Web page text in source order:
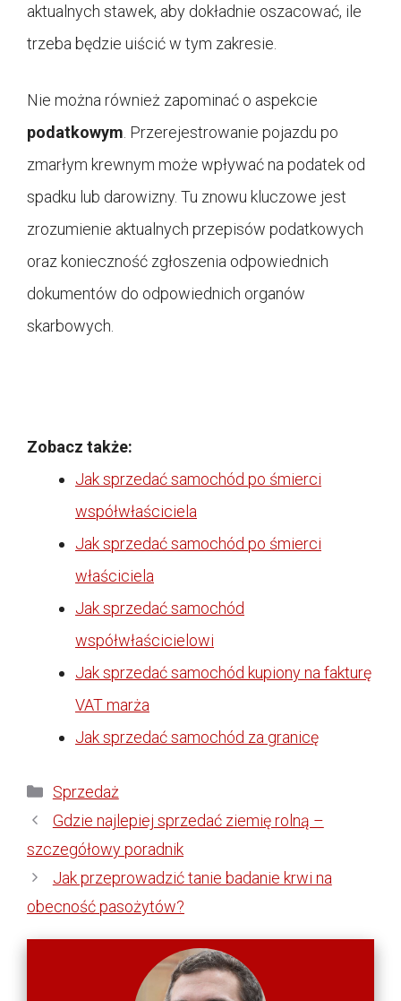
aktualnych stawek, aby dokładnie oszacować, ile
trzeba będzie uiścić w tym zakresie.
Nie można również zapominać o aspekcie
podatkowym . Przerejestrowanie pojazdu po
zmarłym krewnym może wpływać na podatek od
spadku lub darowizny. Tu znowu kluczowe jest
zrozumienie aktualnych przepisów podatkowych
oraz konieczność zgłoszenia odpowiednich
dokumentów do odpowiednich organów
skarbowych.
Zobacz także:
Jak sprzedać samochód po śmierci
współwłaściciela
Jak sprzedać samochód po śmierci
właściciela
Jak sprzedać samochód
współwłaścicielowi
Jak sprzedać samochód kupiony na fakturę
VAT marża
Jak sprzedać samochód za granicę
Kategorie
Sprzedaż
Gdzie najlepiej sprzedać ziemię rolną –
szczegółowy poradnik
Jak przeprowadzić tanie badanie krwi na
obecność pasożytów?